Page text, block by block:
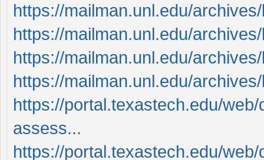
https://mailman.unl.edu/
https://mailman.unl.edu/
https://mailman.unl.edu/
https://mailman.unl.edu/
https://portal.texastech.edu/
assess...
https://portal.texastech.edu/